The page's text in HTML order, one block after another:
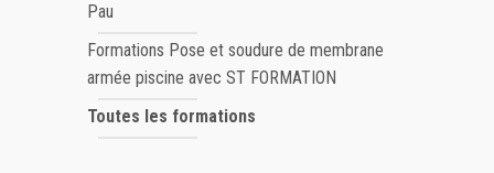
Pau
Formations Pose et soudure de membrane
armée piscine avec ST FORMATION
Toutes les formations